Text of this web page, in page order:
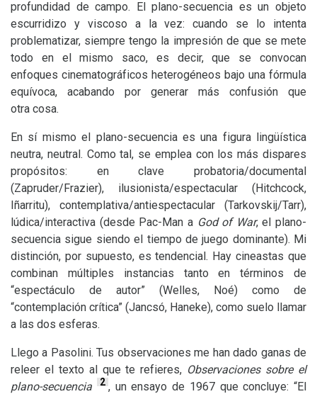
profundidad de campo. El plano-secuencia es un objeto
escurridizo y viscoso a la vez: cuando se lo intenta
problematizar, siempre tengo la impresión de que se mete
todo en el mismo saco, es decir, que se convocan
enfoques cinematográficos heterogéneos bajo una fórmula
equívoca, acabando por generar más confusión que
otra cosa.
En sí mismo el plano-secuencia es una figura lingüística
neutra, neutral. Como tal, se emplea con los más dispares
propósitos: en clave probatoria/documental
(Zapruder/Frazier), ilusionista/espectacular (Hitchcock,
Iñarritu), contemplativa/antiespectacular (Tarkovskij/Tarr),
lúdica/interactiva (desde Pac-Man a God of War, el plano-
secuencia sigue siendo el tiempo de juego dominante). Mi
distinción, por supuesto, es tendencial. Hay cineastas que
combinan múltiples instancias tanto en términos de
“espectáculo de autor” (Welles, Noé) como de
“contemplación crítica” (Jancsó, Haneke), como suelo llamar
a las dos esferas.
Llego a Pasolini. Tus observaciones me han dado ganas de
releer el texto al que te refieres, Observaciones sobre el
plano-secuencia
2 , un ensayo de 1967 que concluye: “El